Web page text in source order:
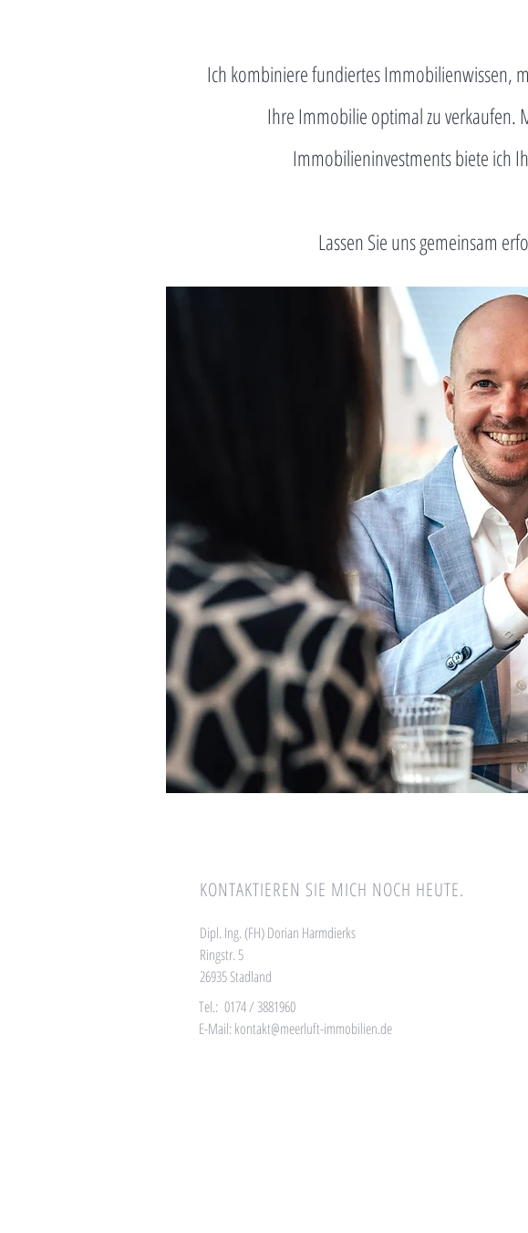
Ich kombiniere fundiertes Immobilienwissen,
Ihre Immobilie optimal zu
Immobilieninvestments biete ich
Lassen Sie uns gemeinsam
KONTAKTIEREN SIE MICH NOCH HEUTE.
Dipl. Ing. (FH) Dorian Harmdierks
Ringstr. 5
26935 Stadland
Tel.: 0174 / 3881960
E-Mail: kontakt@meerluft-immobilien.de